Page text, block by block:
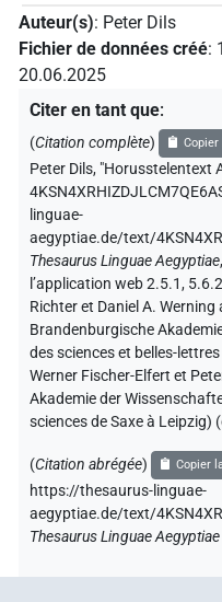
Auteur(s): Peter Dils
Fichier de données créé:
20.06.2025
Citer en tant que:
(Citation complète)
Peter Dils, "Horusstelentext
linguae-
aegyptiae.de/text/
Thesaurus Linguae Aegyptiae,
l’application web 2.5.1,
Richter et Daniel A. Werning
Brandenburgische
des sciences et belles-
Werner Fischer-Elfert et
Akademie der
sciences de Saxe à Leipzig)
(Citation abrégée) Copier
https://thesaurus-linguae-
aegyptiae.de/text/
Thesaurus Linguae Aegyptiae